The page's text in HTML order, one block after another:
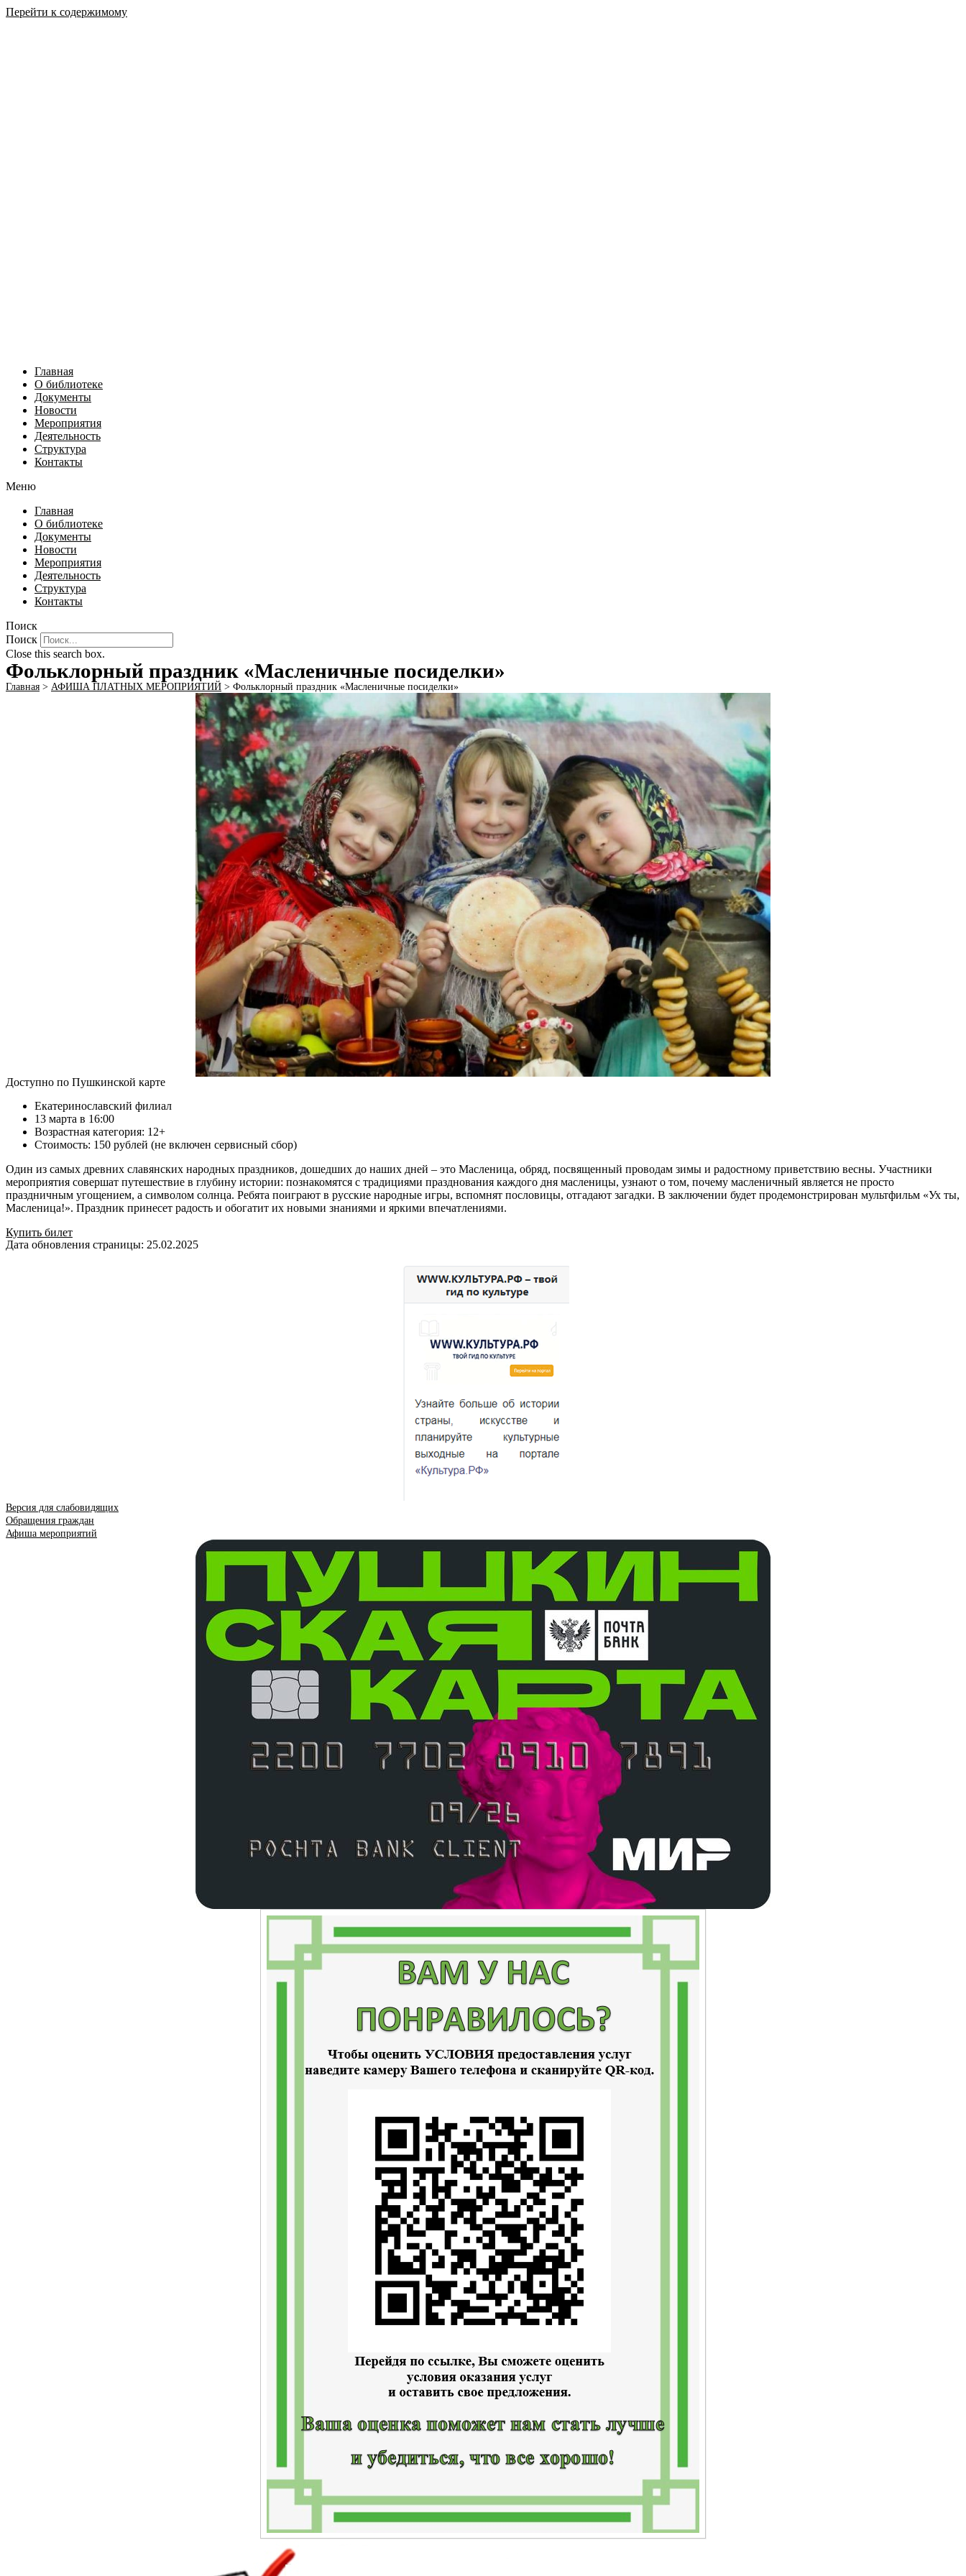
Перейти к содержимому
Главная
О библиотеке
Документы
Новости
Мероприятия
Деятельность
Структура
Контакты
Меню
Главная
О библиотеке
Документы
Новости
Мероприятия
Деятельность
Структура
Контакты
Поиск
Поиск
Close this search box.
Фольклорный праздник «Масленичные посиделки»
Главная > АФИША ПЛАТНЫХ МЕРОПРИЯТИЙ > Фольклорный праздник «Масленичные посиделки»
Доступно по Пушкинской карте
Екатеринославский филиал
13 марта в 16:00
Возрастная категория: 12+
Стоимость: 150 рублей (не включен сервисный сбор)
Один из самых древних славянских народных праздников, дошедших до наших дней – это Масленица, обряд, посвященный проводам зимы и радостному приветствию весны. Участники
мероприятия совершат путешествие в глубину истории: познакомятся с традициями празднования каждого дня масленицы, узнают о том, почему масленичный является не просто
праздничным угощением, а символом солнца. Ребята поиграют в русские народные игры, вспомнят пословицы, отгадают загадки. В заключении будет продемонстрирован мультфильм «Ух ты,
Масленица!». Праздник принесет радость и обогатит их новыми знаниями и яркими впечатлениями.
Купить билет
Дата обновления страницы: 25.02.2025
Версия для слабовидящих
Обращения граждан
Афиша мероприятий